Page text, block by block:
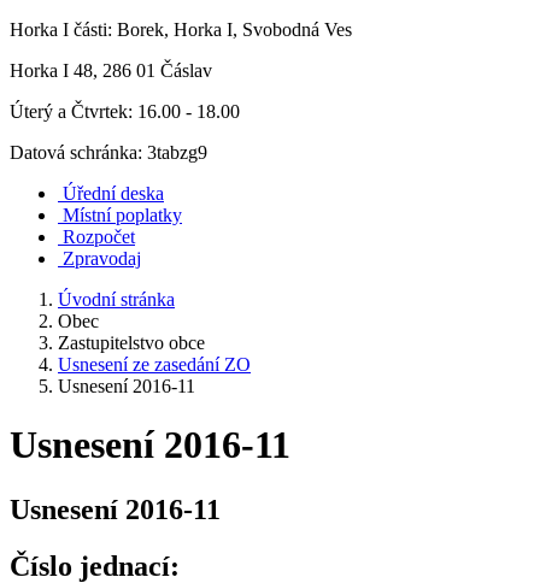
Horka I části: Borek, Horka I, Svobodná Ves
Horka I 48, 286 01 Čáslav
Úterý a Čtvrtek: 16.00 - 18.00
Datová schránka: 3tabzg9
Úřední deska
Místní poplatky
Rozpočet
Zpravodaj
Úvodní stránka
Obec
Zastupitelstvo obce
Usnesení ze zasedání ZO
Usnesení 2016-11
Usnesení 2016-11
Usnesení 2016-11
Číslo jednací: